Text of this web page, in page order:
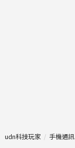
udn科技玩家 手機通訊